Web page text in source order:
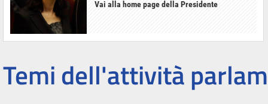
Vai alla home page della Presidente
Temi dell'attività